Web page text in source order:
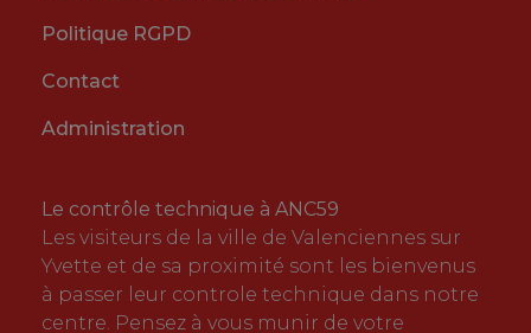
Politique RGPD
Contact
Administration
Le contrôle technique à ANC59
Les visiteurs de la ville de Valenciennes sur
Yvette et de sa proximité sont les bienvenus
à passer leur controle technique dans notre
centre. Pensez à vous munir de votre